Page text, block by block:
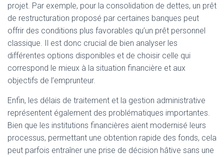
projet. Par exemple, pour la consolidation de dettes, un prêt
de restructuration proposé par certaines banques peut
offrir des conditions plus favorables qu’un prêt personnel
classique. Il est donc crucial de bien analyser les
différentes options disponibles et de choisir celle qui
correspond le mieux à la situation financière et aux
objectifs de l’emprunteur.
Enfin, les délais de traitement et la gestion administrative
représentent également des problématiques importantes.
Bien que les institutions financières aient modernisé leurs
processus, permettant une obtention rapide des fonds, cela
peut parfois entraîner une prise de décision hâtive sans une